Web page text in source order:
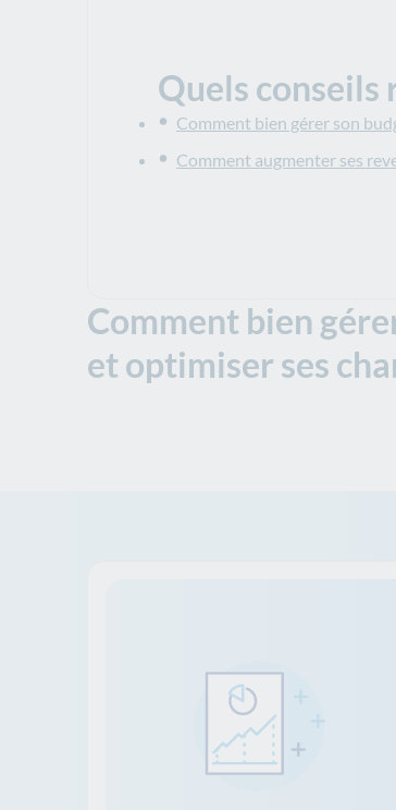
Quels conseils
Comment bien gérer son
Comment augmenter ses
Comment bien
et optimiser ses